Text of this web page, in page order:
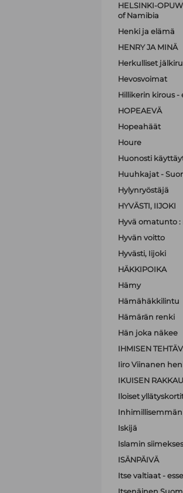
HELSINKI-
of Namibia
Henki ja elämä
HENRY JA MINÄ
Herkulliset
Hevosvoimat
Hillikerin kirous -
HOPEAEVÄ
Hopeahäät
Houre
Huonosti
Huuhkajat -
Hylynryöstäjä
HYVÄSTI, IIJOKI
Hyvä omatunto :
Hyvän voitto
Hyvästi, Iijoki
HÄKKIPOIKA
Hämy
Hämähäkkilintu
Hämärän renki
Hän joka näkee
IHMISEN
Iiro Viinanen
IKUISEN
Iloiset
Inhimillisemmän
Iskijä
Islamin
ISÄNPÄIVÄ
Itse valtiaat -